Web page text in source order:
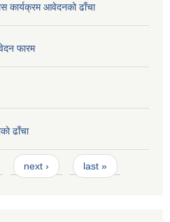
कार्यक्रम आवेदनको ढाँचा
फारम
ढाँचा
next › last »